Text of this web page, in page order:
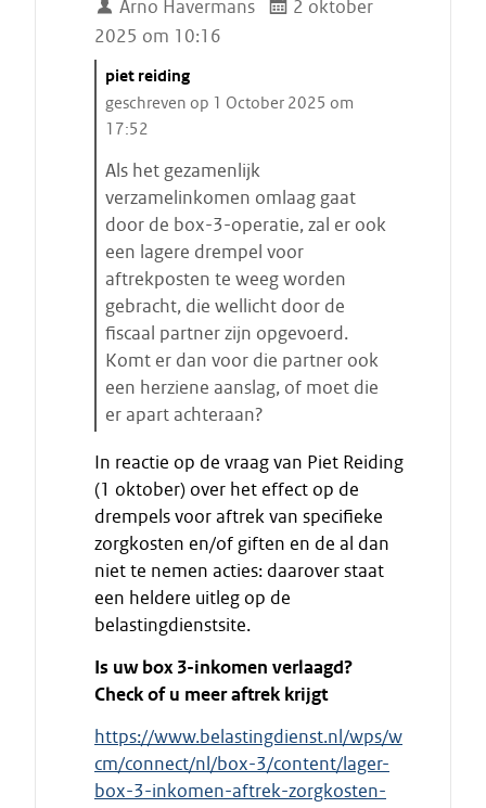
Arno Havermans
2 oktober
2025 om 10:16
C
i
t
a
t
s
t
a
r
t
e
n
piet reiding
geschreven op 1 October 2025 om
17:52
Als het gezamenlijk
verzamelinkomen omlaag gaat
door de box-3-operatie, zal er ook
een lagere drempel voor
aftrekposten te weeg worden
gebracht, die wellicht door de
fiscaal partner zijn opgevoerd.
Komt er dan voor die partner ook
een herziene aanslag, of moet die
er apart achteraan?
i
n
d
e
c
i
t
a
t
In reactie op de vraag van Piet Reiding
(1 oktober) over het effect op de
drempels voor aftrek van specifieke
zorgkosten en/of giften en de al dan
niet te nemen acties: daarover staat
een heldere uitleg op de
belastingdienstsite.
Is uw box 3-inkomen verlaagd?
Check of u meer aftrek krijgt
https://www.belastingdienst.nl/wps/w
cm/connect/nl/box-3/content/lager-
box-3-inkomen-aftrek-zorgkosten-